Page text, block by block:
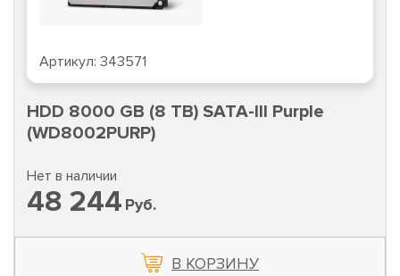
Артикул: 343571
HDD 8000 GB (8 TB) SATA-III Purple
(WD8002PURP)
Нет в наличии
48 244 Руб.
В КОРЗИНУ